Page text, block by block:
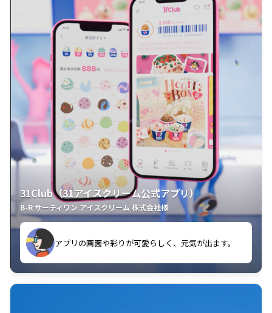
31Club（31アイスクリーム公式アプリ）
B-R サーティワン アイスクリーム 株式会社様
アプリの画面や彩りが可愛らしく、元気が出ます。
クラスごとに特典があるようなので使うのが楽しいで
す。